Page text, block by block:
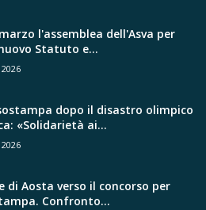
l'assemblea dell'Asva per
Statuto e...
dopo il disastro olimpico
«Solidarietà ai...
di Aosta verso il concorso per
Confronto...